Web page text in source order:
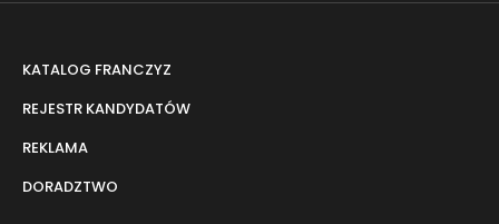
KATALOG FRANCZYZ
REJESTR KANDYDATÓW
REKLAMA
DORADZTWO